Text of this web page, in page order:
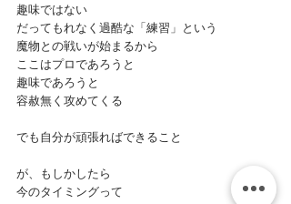
趣味ではない
だってもれなく過酷な「練習」という
魔物との戦いが始まるから
ここはプロであろうと
趣味であろうと
容赦無く攻めてくる
でも自分が頑張ればできること
が、もしかしたら
今のタイミングって